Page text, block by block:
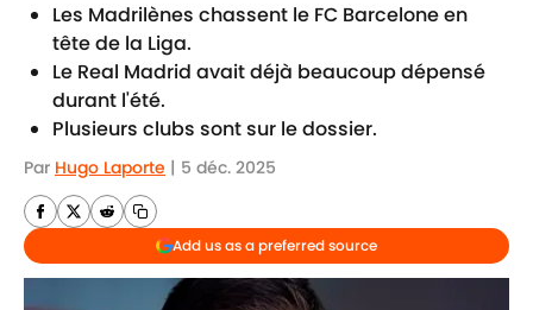
Les Madrilènes chassent le FC Barcelone en
tête de la Liga.
Le Real Madrid avait déjà beaucoup dépensé
durant l'été.
Plusieurs clubs sont sur le dossier.
Par Hugo Laporte | 5 déc. 2025
Add us as a preferred source